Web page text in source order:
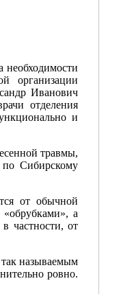
необходимости
организации
Иванович
отделения
и
травмы,
по Сибирскому
от обычной
а
частности, от
называемым
ровно.